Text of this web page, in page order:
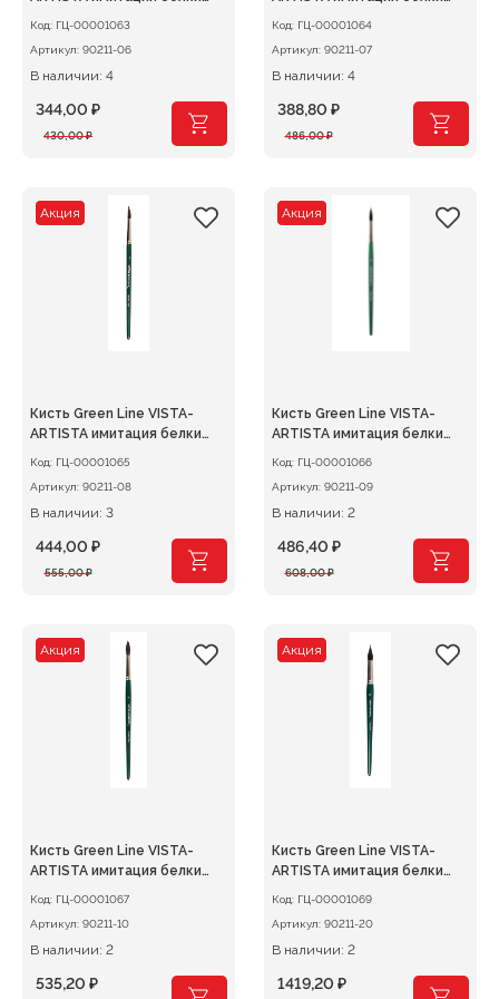
круглая №06
Код: ГЦ-00001063
Артикул: 90211-06
В наличии: 4
430,00₽
Первоначальная
430,00 ₽.
344,00 ₽
Текущая
круглая №07
Код: ГЦ-00001064
Артикул: 90211-07
В наличии: 4
486,00₽
Первоначальная
486,00 ₽.
388,80 ₽
Текущая
Акция
Кисть Green Line VISTA-
ARTISTA имитация белки
круглая №08
Код: ГЦ-00001065
Артикул: 90211-08
В наличии: 3
555,00₽
Первоначальная
555,00 ₽.
444,00 ₽
Текущая
Акция
Кисть Green Line VISTA-
ARTISTA имитация белки
круглая №09
Код: ГЦ-00001066
Артикул: 90211-09
В наличии: 2
608,00₽
Первоначальная
608,00 ₽.
486,40 ₽
Текущая
Акция
Кисть Green Line VISTA-
ARTISTA имитация белки
круглая №10
Код: ГЦ-00001067
Артикул: 90211-10
В наличии: 2
535,20 ₽
Акция
Кисть Green Line VISTA-
ARTISTA имитация белки
круглая №20
Код: ГЦ-00001069
Артикул: 90211-20
В наличии: 2
1419,20 ₽